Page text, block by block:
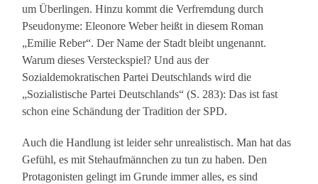
um Überlingen. Hinzu kommt die Verfremdung durch
Pseudonyme: Eleonore Weber heißt in diesem Roman
„Emilie Reber“. Der Name der Stadt bleibt ungenannt.
Warum dieses Versteckspiel? Und aus der
Sozialdemokratischen Partei Deutschlands wird die
„Sozialistische Partei Deutschlands“ (S. 283): Das ist fast
schon eine Schändung der Tradition der SPD.
Auch die Handlung ist leider sehr unrealistisch. Man hat das
Gefühl, es mit Stehaufmännchen zu tun zu haben. Den
Protagonisten gelingt im Grunde immer alles, es sind